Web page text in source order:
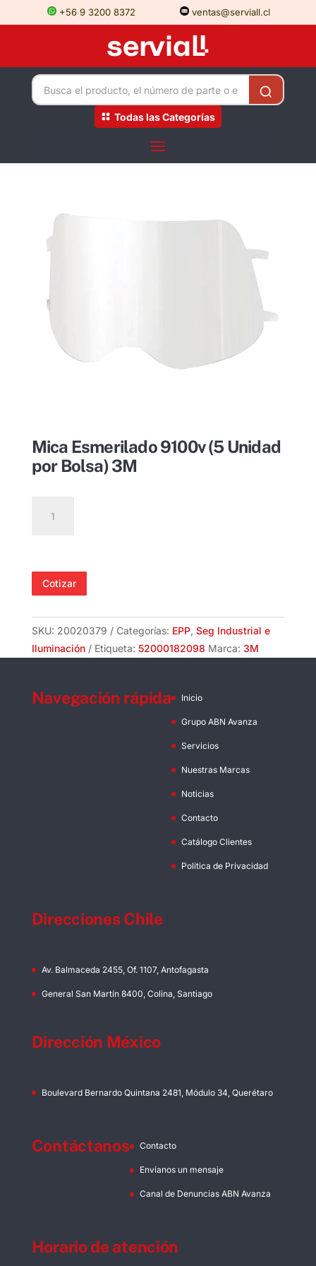
+56 9 3200 8372 ventas@serviall.cl
Todas las Categorías
Mica Esmerilado 9100v (5 Unidad
por Bolsa) 3M
Esmerilado
Unidad
por
3M
cantidad
Cotizar
SKU: 20020379 Categorías: EPP, Seg Industrial e
Iluminación
Etiqueta: 52000182098 Marca: 3M
Navegación rápida Inicio
Grupo ABN Avanza
Servicios
Nuestras Marcas
Noticias
Contacto
Catálogo Clientes
Política de Privacidad
Direcciones Chile
Av. Balmaceda 2455, Of. 1107, Antofagasta
General San Martín 8400, Colina, Santiago
Dirección México
Boulevard Bernardo Quintana 2481, Módulo 34, Querétaro
Contáctanos Contacto
Envíanos un mensaje
Canal de Denuncias ABN Avanza
Horario de atención